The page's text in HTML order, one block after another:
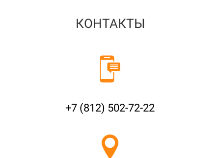
КОНТАКТЫ
+7 (812) 502-72-22